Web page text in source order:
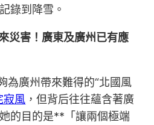
錄到降雪。
災害！廣東及廣州已有應
為廣州帶來難得的“北國風
寂風 ，但背后往往蘊含著廣
的目的是**「讓兩個極端